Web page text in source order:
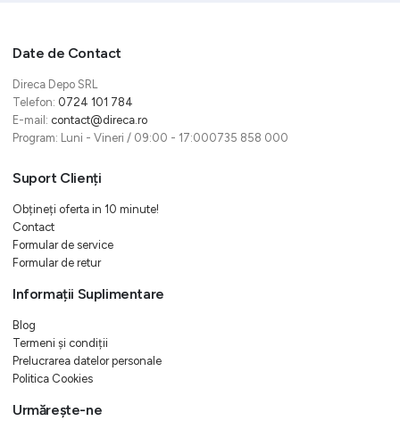
Date de Contact
Direca Depo SRL
Telefon: 0724 101 784
E-mail: contact@direca.ro
Program: Luni - Vineri / 09:00 - 17:000735 858 000
Suport Clienți
Obțineți oferta in 10 minute!
Contact
Formular de service
Formular de retur
Informații Suplimentare
Blog
Termeni și condiții
Prelucrarea datelor personale
Politica Cookies
Urmărește-ne